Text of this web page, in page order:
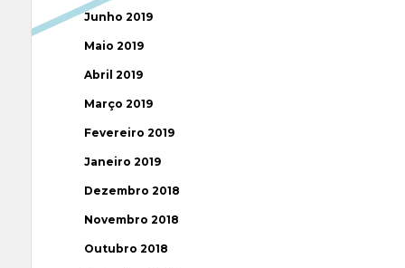
Junho 2019
Maio 2019
Abril 2019
Março 2019
Fevereiro 2019
Janeiro 2019
Dezembro 2018
Novembro 2018
Outubro 2018